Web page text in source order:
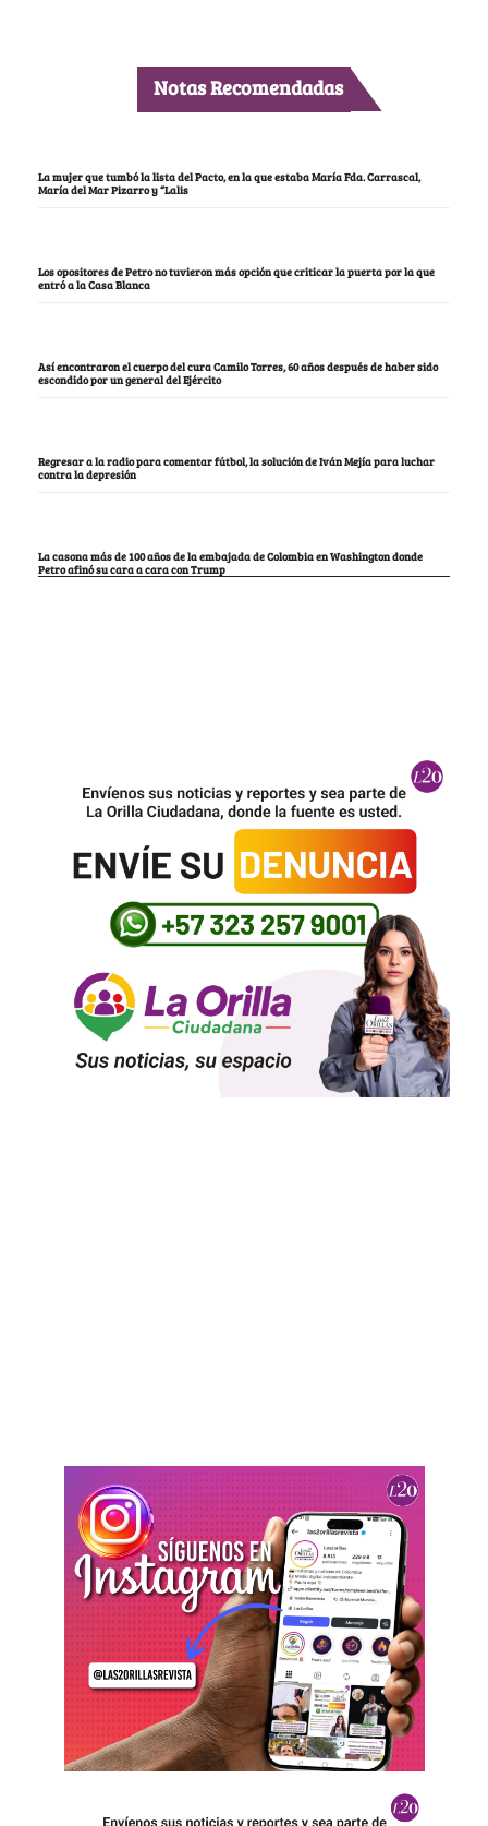
Notas Recomendadas
La mujer que tumbó la lista del Pacto, en la que estaba María Fda. Carrascal,
María del Mar Pizarro y “Lalis
Los opositores de Petro no tuvieron más opción que criticar la puerta por la que
entró a la Casa Blanca
Así encontraron el cuerpo del cura Camilo Torres, 60 años después de haber sido
escondido por un general del Ejército
Regresar a la radio para comentar fútbol, la solución de Iván Mejía para luchar
contra la depresión
La casona más de 100 años de la embajada de Colombia en Washington donde
Petro afinó su cara a cara con Trump